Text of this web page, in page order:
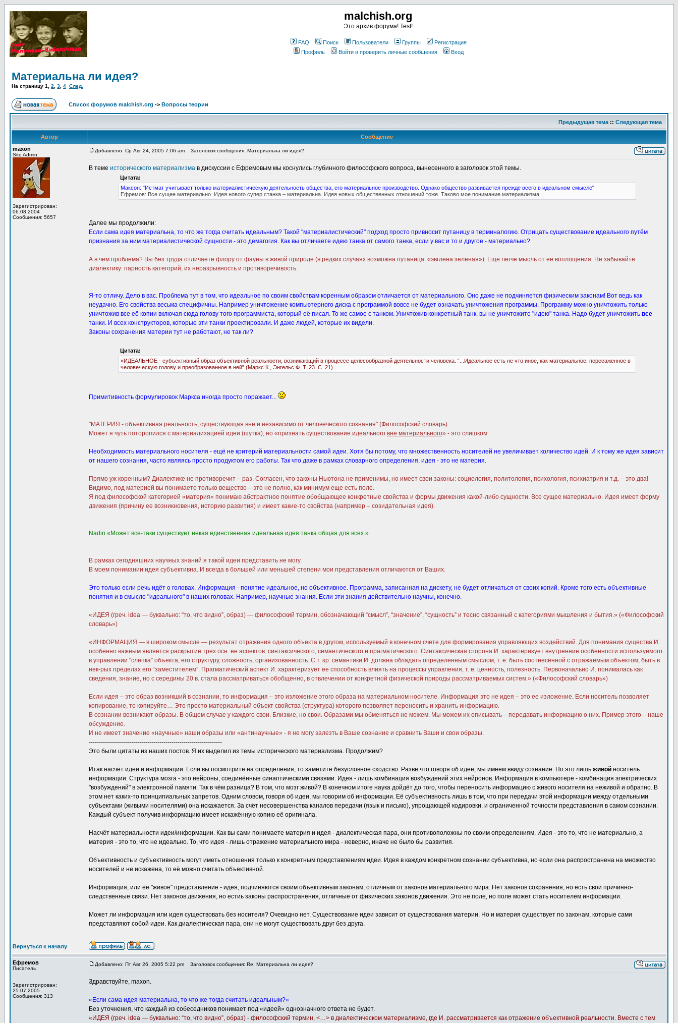
malchish.org
Это архив форума! Test!
FAQ Поиск Пользователи Группы
Регистрация
Профиль
Войти и проверить личные сообщения Вход
Материальна ли идея?
На страницу 1 2 3 4 След.
Список форумов malchish.org -> Вопросы теории
Предыдущая тема :: Следующая тема
Автор
Сообщение
maxon
Site Admin
Зарегистрирован:
06.08.2004
Сообщения: 5657
Добавлено: Ср Авг 24, 2005 7:06 am Заголовок сообщения: Материальна ли идея?
В теме исторического материализма в дискуссии с Ефремовым мы коснулись глубинного философского вопроса, вынесенного в заголовок этой темы.
Цитата:
Максон: "Истмат учитывает только материалистическую деятельность общества, его материальное производство. Однако общество развивается прежде всего в идеальном смысле"
Ефремов: Все сущее материально. Идея нового супер станка – материальна. Идея новых общественных отношений тоже. Таково мое понимание материализма.
Далее мы продолжили:
Если сама идея материальна, то что же тогда считать идеальным? Такой "материалистический" подход просто привносит путаницу в терминалогию. Отрицать существование идеального путём
признания за ним материалистической сущности - это демагогия. Как вы отличаете идею танка от самого танка, если у вас и то и другое - материально?
А в чем проблема? Вы без труда отличаете флору от фауны в живой природе (в редких случаях возможна путаница: «эвглена зеленая»). Еще легче мысль от ее воплощения. Не забывайте
диалектику: парность категорий, их неразрывность и противоречивость.
Я-то отличу. Дело в вас. Проблема тут в том, что идеальное по своим свойствам коренным образом отличается от материального. Оно даже не подчиняется физическим законам! Вот ведь как
неудачно. Его свойства весьма специфичны. Например уничтожение компьютерного диска с программой вовсе не будет означать уничтожения программы. Программу можно уничтожить только
уничтожив все её копии включая сюда голову того программиста, который её писал. То же самое с танком. Уничтожив конкретный танк, вы не уничтожите "идею" танка. Надо будет уничтожить все
танки. И всех конструкторов, которые эти танки проектировали. И даже людей, которые их видели.
Законы сохранения материи тут не работают, не так ли?
Цитата:
«ИДЕАЛЬНОЕ - субъективный образ объективной реальности, возникающий в процессе целесообразной деятельности человека. “...Идеальное есть не что иное, как материальное, пересаженное в
человеческую голову и преобразованное в ней” (Маркс К., Энгельс Ф. Т. 23. С. 21).
Примитивность формулировок Маркса иногда просто поражает...
"МАТЕРИЯ - объективная реальность, существующая вне и независимо от человеческого сознания" (Философский словарь)
Может я чуть поторопился с материализацией идеи (шутка), но «признать существование идеального вне материального» - это слишком.
Необходимость материального носителя - ещё не критерий материальности самой идеи. Хотя бы потому, что множественность носителей не увеличивает количество идей. И к тому же идея зависит
от нашего сознания, часто являясь просто продуктом его работы. Так что даже в рамках словарного определения, идея - это не материя.
Прямо уж коренным? Диалектике не противоречит – раз. Согласен, что законы Ньютона не применимы, но имеет свои законы: социология, политология, психология, психиатрия и т.д. – это два!
Видимо, под материей вы понимаете только вещество – это не полно, как минимум еще есть поле.
Я под философской категорией «материя» понимаю абстрактное понятие обобщающее конкретные свойства и формы движения какой-либо сущности. Все сущее материально. Идея имеет форму
движения (причину ее возникновения, историю развития) и имеет какие-то свойства (например – созидательная идея).
Nadin:«Может все-таки существует некая единственная идеальная идея танка общая для всех.»
В рамках сегодняшних научных знаний я такой идеи представить не могу.
В моем понимании идея субъективна. И всегда в большей или меньшей степени мои представления отличаются от Ваших.
Это только если речь идёт о головах. Информация - понятие идеальное, но объективное. Программа, записанная на дискету, не будет отличаться от своих копий. Кроме того есть объективные
понятия и в смысле "идеального" в наших головах. Например, научные знания. Если эти знания действительно научны, конечно.
«ИДЕЯ (греч. idea — буквально: “то, что видно”, образ) — философский термин, обозначающий “смысл”, “значение”, “сущность” и тесно связанный с категориями мышления и бытия.» («Философский
словарь»)
«ИНФОРМАЦИЯ — в широком смысле — результат отражения одного объекта в другом, используемый в конечном счете для формирования управляющих воздействий. Для понимания существа И.
особенно важным является раскрытие трех осн. ее аспектов: синтаксического, семантического и прагматического. Синтаксическая сторона И. характеризует внутренние особенности используемого
в управлении “слепка” объекта, его структуру, сложность, организованность. С т. зр. семантики И. должна обладать определенным смыслом, т. е. быть соотнесенной с отражаемым объектом, быть в
нек-рых пределах его “заместителем”. Прагматический аспект И. характеризует ее способность влиять на процессы управления, т. е. ценность, полезность. Первоначально И. понималась как
сведения, знание, но с середины 20 в. стала рассматриваться обобщенно, в отвлечении от конкретной физической природы рассматриваемых систем.» («Философский словарь»)
Если идея – это образ возникший в сознании, то информация – это изложение этого образа на материальном носителе. Информация это не идея – это ее изложение. Если носитель позволяет
копирование, то копируйте… Это просто материальный объект свойства (структура) которого позволяет переносить и хранить информацию.
В сознании возникают образы. В общем случае у каждого свои. Близкие, но свои. Образами мы обменяться не можем. Мы можем их описывать – передавать информацию о них. Пример этого – наше
обсуждение.
И не имеет значение «научные» наши образы или «антинаучные» - я не могу залезть в Ваше сознание и сравнить Ваши и свои образы.
------------------------------------------------------------------
Это были цитаты из наших постов. Я их выделил из темы исторического материализма. Продолжим?
Итак насчёт идеи и информации. Если вы посмотрите на определения, то заметите безусловное сходство. Разве что говоря об идее, мы имеем ввиду сознание. Но это лишь живой носитель
информации. Структура мозга - это нейроны, соединённые синаптическими связями. Идея - лишь комбинация возбуждений этих нейронов. Информация в компьютере - комбинация электрических
"возбуждений" в электронной памяти. Так в чём разница? В том, что мозг живой? В конечном итоге наука дойдёт до того, чтобы переносить информацию с живого носителя на неживой и обратно. В
этом нет каких-то принципиальных запретов. Одним словом, говоря об идеи, мы говорим об информации. Её субъективность лишь в том, что при передачи этой информации между отдельными
субъектами (живыми носителями) она искажается. За счёт несовершенства каналов передачи (язык и письмо), упрощающей кодировки, и ограниченной точности представления в самом сознании.
Каждый субъект получив информацию имеет искажённую копию её оригинала.
Насчёт материальности идеи/информации. Как вы сами понимаете материя и идея - диалектическая пара, они противоположны по своим определениям. Идея - это то, что не материально, а
материя - это то, что не идеально. То, что идея - лишь отражение материального мира - неверно, иначе не было бы развития.
Объективность и субъективность могут иметь отношения только к конкретным представлениям идеи. Идея в каждом конкретном сознании субъективна, но если она распространена на множество
носителей и не искажена, то её можно считать объективной.
Информация, или её "живое" представление - идея, подчиняются своим объективным законам, отличным от законов материального мира. Нет законов сохранения, но есть свои причинно-
следственные связи. Нет законов движения, но естиь законы распространения, отличные от физических законов движения. Это не поле, но поле может стать носителем информации.
Может ли информация или идея существовать без носителя? Очевидно нет. Существование идеи зависит от существования материи. Но и материя существует по законам, которые сами
представляют собой идеи. Как диалектическая пара, они не могут существовать друг без друга.
Вернуться к началу
Ефремов
Писатель
Зарегистрирован:
25.07.2005
Сообщения: 313
Добавлено: Пт Авг 26, 2005 5:22 pm Заголовок сообщения: Re: Материальна ли идея?
Здравствуйте, maxon.
«Если сама идея материальна, то что же тогда считать идеальным?»
Без уточнения, что каждый из собеседников понимает под «идеей» однозначного ответа не будет.
«ИДЕЯ (греч. idea — буквально: “то, что видно”, образ) - философский термин, <…> в диалектическом материализме, где И. рассматривается как отражение объективной реальности. Вместе с тем